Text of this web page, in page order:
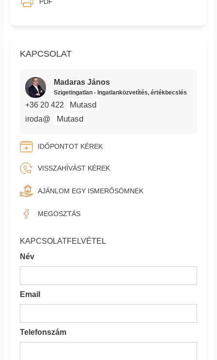
KAPCSOLAT
Madaras János
Szigetingatlan - Ingatlanközvetítés, értékbecslés
+36 20 422 Mutasd
iroda@ Mutasd
IDŐPONTOT KÉREK
VISSZAHÍVÁST KÉREK
AJÁNLOM EGY ISMERŐSÖMNEK
MEGOSZTÁS
KAPCSOLATFELVÉTEL
Név
Email
Telefonszám